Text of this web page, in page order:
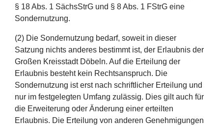
§ 18 Abs. 1 SächsStrG und § 8 Abs. 1 FStrG eine
Sondernutzung.
(2) Die Sondernutzung bedarf, soweit in dieser
Satzung nichts anderes bestimmt ist, der Erlaubnis der
Großen Kreisstadt Döbeln. Auf die Erteilung der
Erlaubnis besteht kein Rechtsanspruch. Die
Sondernutzung ist erst nach schriftlicher Erteilung und
nur im festgelegten Umfang zulässig. Dies gilt auch für
die Erweiterung oder Änderung einer erteilten
Erlaubnis. Die Erteilung von anderen Genehmigungen